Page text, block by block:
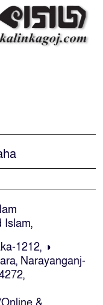
থাকলেও
বাংলাদেশে ফিরতে
অগ্নিকান্ডে নিহতদের
সহায়তার আশ্বাস
আটক-৪
দোকানে আগুন, ৬
Islam,
1212, ◑
Narayanganj-